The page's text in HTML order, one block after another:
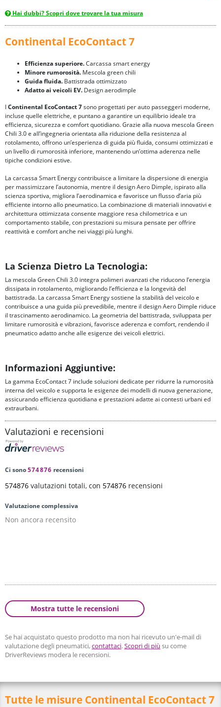
Hai dubbi? Scopri dove trovare la tua misura
Continental EcoContact 7
Efficienza superiore.Carcassa smart energy
Minore rumorosità. Mescola green chili
Guida fluida. Battistrada ottimizzato
Adatto ai veicoli EV. Design aerodimple
IContinental EcoContact 7sono progettati per auto passeggeri moderne,
incluse quelle elettriche, e puntano a garantire un equilibrio ideale tra
efficienza, sicurezza e comfort quotidiano. Grazie alla nuova mescola Green
Chili 3.0 e all’ingegneria orientata alla riduzione della resistenza al
rotolamento, offrono un’esperienza di guida più fluida, consumi ottimizzati e
un livello di rumorosità inferiore, mantenendo un’ottima aderenza nelle
tipiche condizioni estive.
La carcassa Smart Energy contribuisce a limitare la dispersione di energia
per massimizzare l’autonomia, mentre il design Aero Dimple, ispirato alla
scienza sportiva, migliora l’aerodinamica e favorisce un flusso d’aria più
efficiente intorno allo pneumatico. La combinazione di materiali innovativi e
architettura ottimizzata consente maggiore resa chilometrica e un
comportamento stabile, con prestazioni su misura pensate per offrire
reattività e comfort anche nei viaggi più lunghi.
La Scienza Dietro La Tecnologia:
La mescola Green Chili 3.0 integra polimeri avanzati che riducono l’energia
dissipata in rotolamento, migliorando l’efficienza e la longevità del
battistrada. La carcassa Smart Energy sostiene la stabilità del veicolo e
contribuisce a una guida più prevedibile, mentre il design Aero Dimple riduce
il trascinamento aerodinamico. La geometria del battistrada, sviluppata per
limitare rumorosità e vibrazioni, favorisce aderenza e comfort, rendendo il
pneumatico adatto anche alle esigenze dei veicoli elettrici.
Informazioni Aggiuntive:
La gamma EcoContact 7 include soluzioni dedicate per ridurre la rumorosità
interna del veicolo e supporta le esigenze dei modelli di nuova generazione,
assicurando efficienza quotidiana e prestazioni adatte ai contesti urbani ed
extraurbani.
Valutazioni e recensioni
Ci sono574876 recensioni
574876 valutazioni totali, con 574876 recensioni
Valutazione complessiva
Non ancora recensito
Mostra tutte le recensioni
Se hai acquistato questo prodotto ma non hai ricevuto un'e-mail di
valutazione degli pneumatici,contattaci.Scopri di più su come
DriverReviews modera le recensioni.
Tutte le misure Continental EcoContact 7